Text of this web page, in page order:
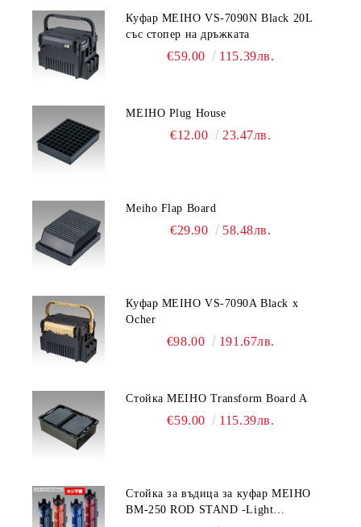
Куфар MEIHO VS-7090N Black 20L
със стопер на дръжката
€59.00 115.39лв.
MEIHO Plug House
€12.00 23.47лв.
Meiho Flap Board
€29.90 58.48лв.
Куфар MEIHO VS-7090A Black x
Ocher
€98.00 191.67лв.
Стойка MEIHO Transform Board A
€59.00 115.39лв.
Стойка за въдица за куфар MEIHO
BM-250 ROD STAND -Light